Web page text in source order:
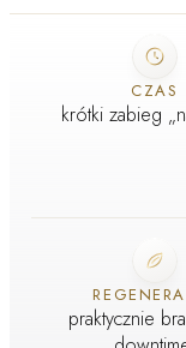
ZABIEG W
Głowica pracuje
nietknięta
GABINET
CZAS
krótki zabieg
praktycznie